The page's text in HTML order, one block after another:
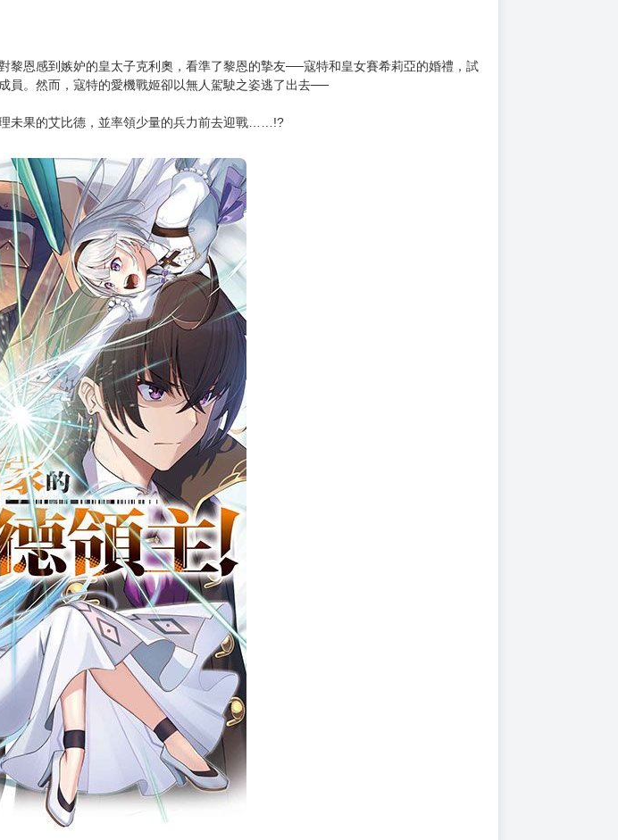
恩感到嫉妒的皇太子克利奧，看準了黎恩的摯友──寇特和皇女賽希莉亞的婚禮，試
員。然而，寇特的愛機戰姬卻以無人駕駛之姿逃了出去──
未果的艾比德，並率領少量的兵力前去迎戰……!?